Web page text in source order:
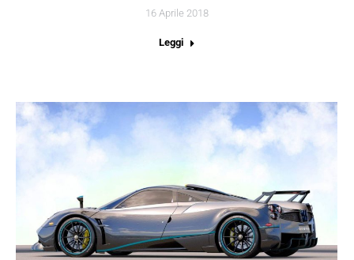
16 Aprile 2018
Leggi